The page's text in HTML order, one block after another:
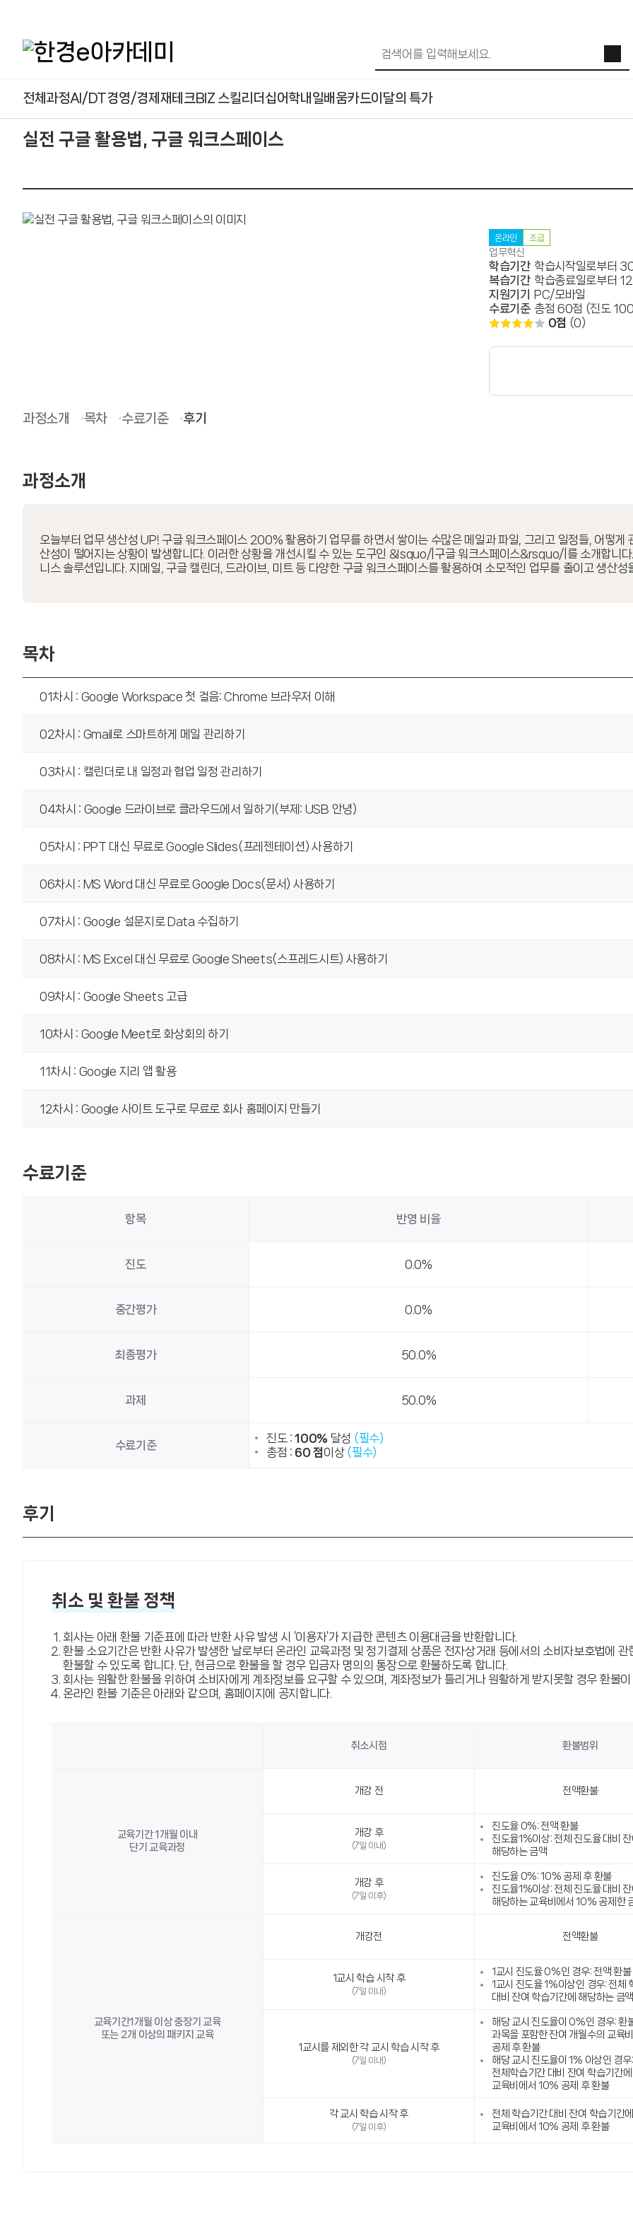
전체과정AI/DT경영/경제 재테크BIZ 스킬리더십어학내일배움카드이달의 특가
실전 구글 활용법, 구글 워크스페이스
온라인 초급
업무혁신
학습기간 학습시작일로부터
복습기간 학습종료일로부터
지원기기
PC/모바일
수료기준 총점 60점 (진도
0점 (0)
과정소개 목차 수료기준 후기
과정소개
오늘부터 업무 생산성 UP! 구글 워크스페이스 200% 활용하기 업무를 하면서 쌓이는 수많은 메일과 파일, 그리고 일정들, 어떻게
산성이 떨어지는 상황이 발생합니다. 이러한 상황을 개선시킬 수 있는 도구인 &lsquo/|구글 워크스페이스&rsquo/|를 소개합니
니스 솔루션입니다. 지메일, 구글 캘린더, 드라이브, 미트 등 다양한 구글 워크스페이스를 활용하여 소모적인 업무를 줄이고 생산성
목차
01차시 : Google Workspace 첫 걸음: Chrome 브라우저 이해
02차시 : Gmail로 스마트하게 메일 관리하기
03차시 : 캘린더로 내 일정과 협업 일정 관리하기
04차시 : Google 드라이브로 클라우드에서 일하기(부제: USB 안녕)
05차시 : PPT 대신 무료로 Google Slides(프레젠테이션) 사용하기
06차시 : MS Word 대신 무료로 Google Docs(문서) 사용하기
07차시 : Google 설문지로 Data 수집하기
08차시 : MS Excel 대신 무료로 Google Sheets(스프레드시트) 사용하기
09차시 : Google Sheets 고급
10차시 : Google Meet로 화상회의 하기
11차시 : Google 지리 앱 활용
12차시 : Google 사이트 도구로 무료로 회사 홈페이지 만들기
수료기준
항목 반영 비율
진도 0.0%
중간평가 0.0%
최종평가 50.0%
과제 50.0%
수료기준
진도 :100% 달성 (필수)
총점 : 60 점이상 (필수)
후기
취소 및 환불 정책
회사는 아래 환불 기준표에 따라 반환 사유 발생 시 ‘이용자’가 지급한 콘텐츠 이용대금을 반환합니다.
환불 소요기간은 반환 사유가 발생한 날로부터 온라인 교육과정 및 정기결제 상품은 전자상거래 등에서의 소비자보호법에
환불할 수 있도록 합니다. 단, 현금으로 환불을 할 경우 입금자 명의의 통장으로 환불하도록 합니다.
회사는 원활한 환불을 위하여 소비자에게 계좌정보를 요구할 수 있으며, 계좌정보가 틀리거나 원활하게 받지못할 경우 환불이
온라인 환불 기준은 아래와 같으며, 홈페이지에 공지합니다.
취소시점 환불범위
교육기간 1개월 이내
단기 교육과정
개강 전 전액환불
개강 후
(7일 이내)
진도율 0%: 전액 환불
진도율1%이상: 전체 진도율 대비 잔
해당하는 금액
개강 후
(7일 이후)
진도율 0%: 10% 공제 후 환불
진도율1%이상: 전체 진도율 대비 잔
해당하는 교육비에서 10% 공제한
교육기간1개월 이상 중장기 교육
또는 2개 이상의 패키지 교육
개강전 전액환불
1교시 학습 시작 후
(7일 이내)
1교시 진도율 0%인 경우: 전액 환불
1교시 진도율 1%이상인 경우: 전체
대비 잔여 학습기간에 해당하는 금
1교시를 제외한 각 교시 학습 시작 후
(7일 이내)
해당 교시 진도율이 0%인 경우: 환
과목을 포함한 잔여 개월수의 교육
공제 후 환불
해당 교시 진도율이 1% 이상인 경우:
전체학습기간 대비 잔여 학습기간
교육비에서 10% 공제 후 환불
각 교시 학습 시작 후
(7일 이후)
전체 학습기간 대비 잔여 학습기간
교육비에서 10% 공제 후 환불